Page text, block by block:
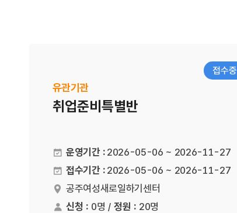
접수중
유관기관
취업준비특별반
운영기간 : 2026-05-06 ~ 2026-11-27
접수기간 : 2026-05-06 ~ 2026-11-27
장소
공주여성새로일하기센터
신청 : 0명 / 정원 : 20명